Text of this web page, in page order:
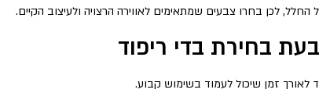
לכן בחרו צבעים שמתאימים לאווירה הרצויה ולעיצוב הקיים.
בחירת בדי ריפוד
לאורך זמן שיכול לעמוד בשימוש קבוע.